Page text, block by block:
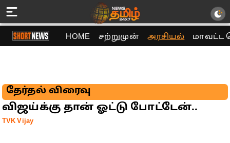
HOME சற்றுமுன் அரசியல் மாவட்ட
தேர்தல் விரைவு
விஜய்க்கு தான் ஓட்டு போட்டேன்..
TVK Vijay